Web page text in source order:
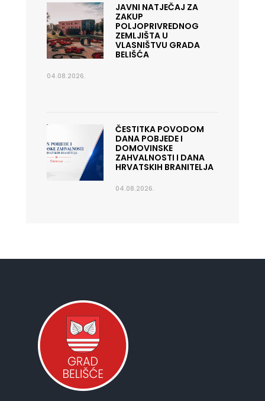
JAVNI NATJEČAJ ZA
ZAKUP
POLJOPRIVREDNOG
ZEMLJIŠTA U
VLASNIŠTVU GRADA
BELIŠĆA
04.08.2026.
ČESTITKA POVODOM
DANA POBJEDE I
DOMOVINSKE
ZAHVALNOSTI I DANA
HRVATSKIH BRANITELJA
04.08.2026.